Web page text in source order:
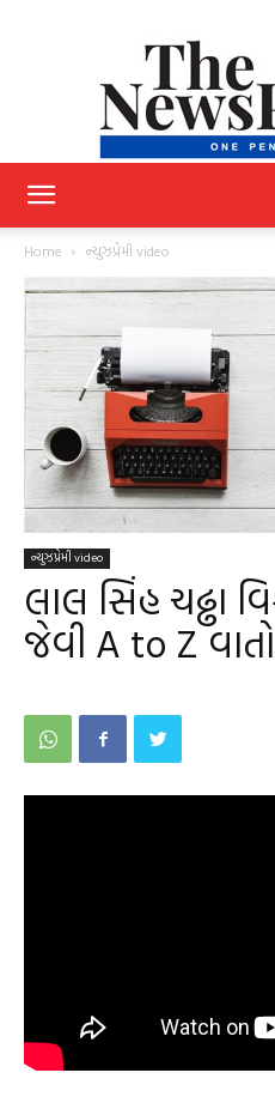
Home ન્યુઝપ્રેમી video
ન્યુઝપ્રેમી video
લાલ સિંહ ચઢ્ઢા
જેવી A to Z વાતો